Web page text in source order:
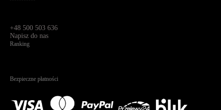
+48 500 503 636
Napisz do nas
Ranking
Bezpieczne płatności